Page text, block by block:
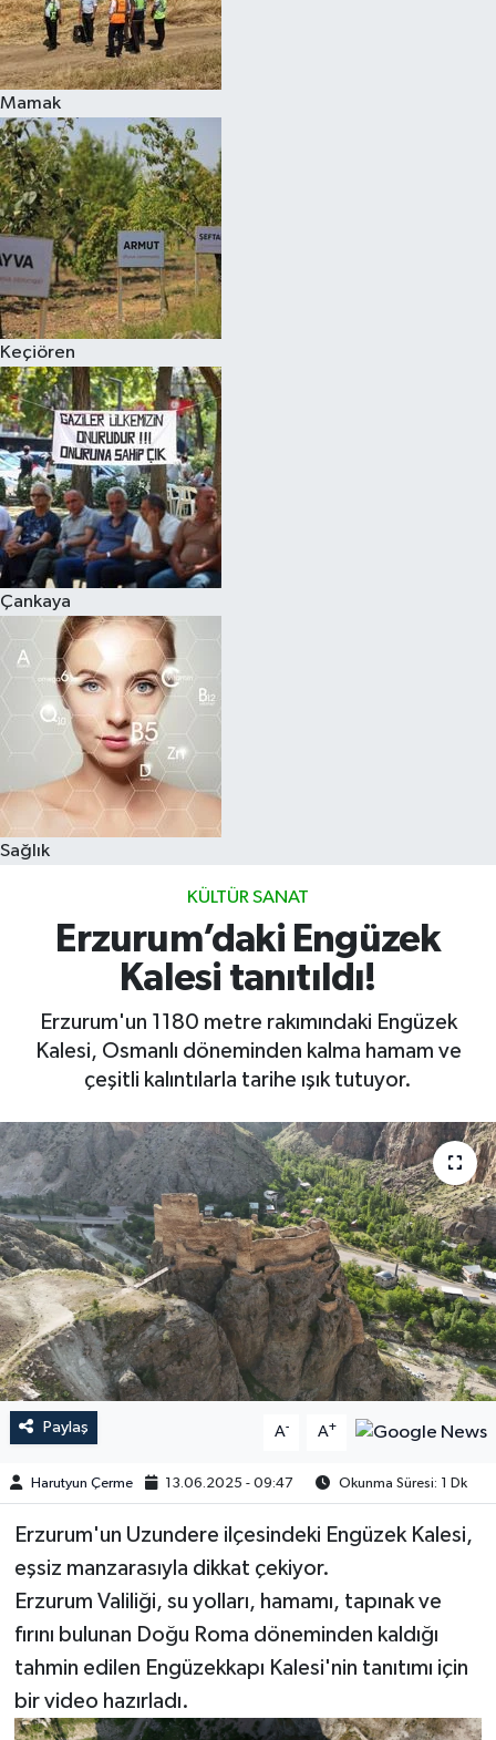
Mamak
Keçiören
Çankaya
Sağlık
KÜLTÜR SANAT
Erzurum’daki Engüzek
Kalesi tanıtıldı!
Erzurum'un 1180 metre rakımındaki Engüzek
Kalesi, Osmanlı döneminden kalma hamam ve
çeşitli kalıntılarla tarihe ışık tutuyor.
Paylaş A- A+
Harutyun Çerme 13.06.2025 - 09:47 Okunma Süresi: 1 Dk
Erzurum'un Uzundere ilçesindeki Engüzek Kalesi,
eşsiz manzarasıyla dikkat çekiyor.
Erzurum Valiliği, su yolları, hamamı, tapınak ve
fırını bulunan Doğu Roma döneminden kaldığı
tahmin edilen Engüzekkapı Kalesi'nin tanıtımı için
bir video hazırladı.